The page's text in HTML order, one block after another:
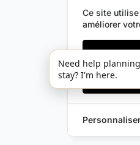
Ce site
améliorer
Need help
stay? I'm here.